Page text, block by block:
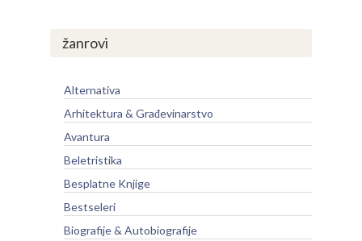
žanrovi
Alternativa
Arhitektura & Građevinarstvo
Avantura
Beletristika
Besplatne Knjige
Bestseleri
Biografije & Autobiografije